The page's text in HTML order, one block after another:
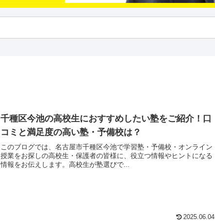
千種区今池の高校生におすすめしたい塾をご紹介！口
コミと満足度の高い塾・予備校は？
このブログでは、名古屋市千種区今池で学習塾・予備校・オンライン
授業をお探しの高校生・保護者の皆様に、役立つ情報やヒントになる
情報をお伝えします。高校生が塾選びで...
2025.06.04